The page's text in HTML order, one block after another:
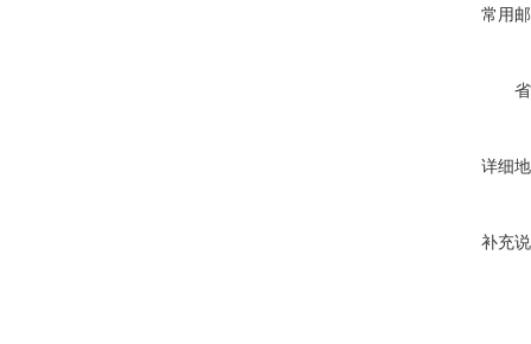
常用
详细
补充